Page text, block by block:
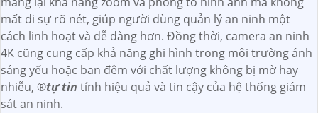
mất đi sự rõ nét, giúp người dùng quản lý an ninh một
cách linh hoạt và dễ dàng hơn. Đồng thời, camera an ninh
4K cũng cung cấp khả năng ghi hình trong môi trường ánh
sáng yếu hoặc ban đêm với chất lượng không bị mờ hay
nhiễu, ®️tự tin tính hiệu quả và tin cậy của hệ thống giám
sát an ninh.